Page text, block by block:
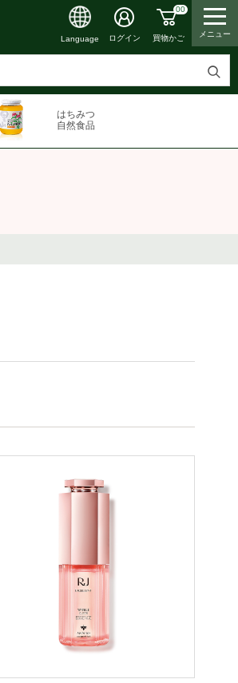
検
Language ログイン
00
買物かご メニュー
はちみつ
自然食品